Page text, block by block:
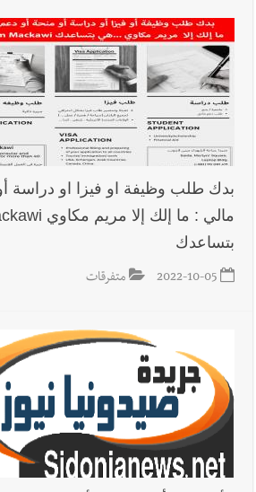
بدك طلب وظيفة او فيزا او دراسة
بتساعدك
2022-10-05 متفرقات